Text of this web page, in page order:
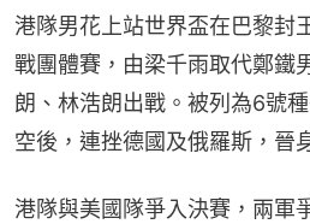
港隊男花上站世界盃在巴黎封
戰團體賽，由梁千雨取代鄭鐵
朗、林浩朗出戰。被列為6號
空後，連挫德國及俄羅斯，晉
港隊與美國隊爭入決賽，兩軍